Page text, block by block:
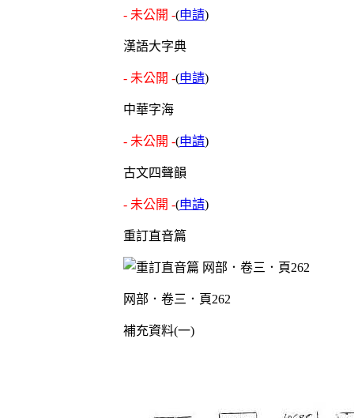
- 未公開 -(申請)
漢語大字典
- 未公開 -(申請)
中華字海
- 未公開 -(申請)
古文四聲韻
- 未公開 -(申請)
重訂直音篇
网部．卷三．頁262
補充資料(一)